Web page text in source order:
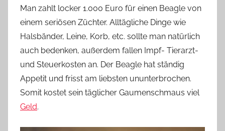
Man zahlt locker 1.000 Euro für einen Beagle von
einem seriösen Züchter. Alltägliche Dinge wie
Halsbänder, Leine, Korb, etc. sollte man natürlich
auch bedenken, außerdem fallen Impf- Tierarzt-
und Steuerkosten an. Der Beagle hat ständig
Appetit und frisst am liebsten ununterbrochen.
Somit kostet sein täglicher Gaumenschmaus viel
Geld.